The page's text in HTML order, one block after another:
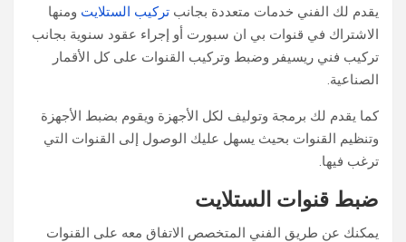
يقدم لك الفني خدمات متعددة بجانب تركيب الستلايت ومنها
الاشتراك في قنوات بي ان سبورت أو إجراء عقود سنوية بجانب
تركيب فني ريسيفر وضبط وتركيب القنوات على كل الأقمار
الصناعية.
كما يقدم لك برمجة وتوليف لكل الأجهزة ويقوم بضبط الأجهزة
وتنظيم القنوات بحيث يسهل عليك الوصول إلى القنوات التي
ترغب فيها.
ضبط قنوات الستلايت
يمكنك عن طريق الفني المتخصص الاتفاق معه على القنوات